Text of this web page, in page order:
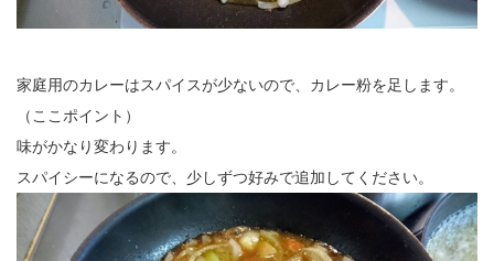
家庭用のカレーはスパイスが少ないので、カレー粉を足します。
（ここポイント）
味がかなり変わります。
スパイシーになるので、少しずつ好みで追加してください。